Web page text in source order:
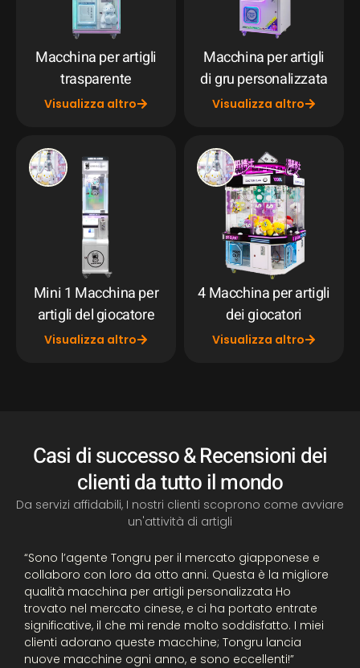
Macchina per artigli
trasparente
Visualizza altro
Macchina per artigli
di gru personalizzata
Visualizza altro
Mini 1 Macchina per
artigli del giocatore
Visualizza altro
4 Macchina per artigli
dei giocatori
Visualizza altro
Casi di successo & Recensioni dei
clienti da tutto il mondo
Da servizi affidabili, I nostri clienti scoprono come avviare
un'attività di artigli
“Sono l’agente Tongru per il mercato giapponese e
collaboro con loro da otto anni. Questa è la migliore
qualità macchina per artigli personalizzata Ho
trovato nel mercato cinese, e ci ha portato entrate
significative, il che mi rende molto soddisfatto. I miei
clienti adorano queste macchine; Tongru lancia
nuove macchine ogni anno, e sono eccellenti!”